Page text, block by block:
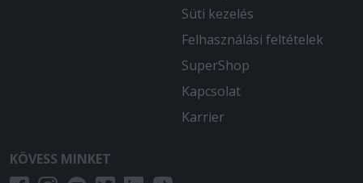
Süti kezelés
Felhasználási feltételek
SuperShop
Kapcsolat
Karrier
KÖVESS MINKET